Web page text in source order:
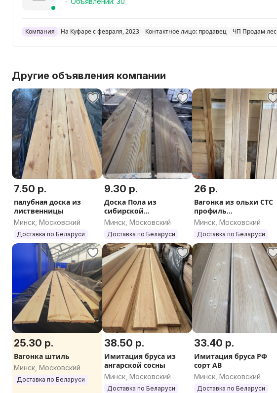
Компания На Куфаре с февраля, 2023 Контактное лицо: продавец ЧП Продам лес
Другие объявления компании
7.50 р.
палубная доска из
лиственницы
Минск, Московский
Доставка по Беларуси
9.30 р.
Доска Пола из
сибирской
лиственницы
Минск, Московский
Доставка по Беларуси
26 р.
Вагонка из ольхи СТС
профиль
16*85*2500.2000 СОРТ1
Минск, Московский
Доставка по Беларуси
25.30 р.
Вагонка штиль
Минск, Московский
Доставка по Беларуси
38.50 р.
Имитация бруса из
ангарской сосны
Минск, Московский
Доставка по Беларуси
33.40 р.
Имитация бруса РФ
сорт АВ
Минск, Московский
Доставка по Беларуси